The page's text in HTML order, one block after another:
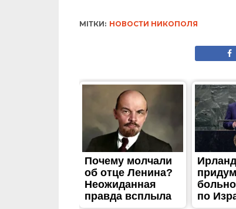
МІТКИ: НОВОСТИ НИКОПОЛЯ